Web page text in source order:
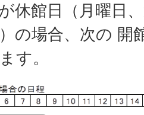
休館日（月曜日
の場合、次の 開
す。